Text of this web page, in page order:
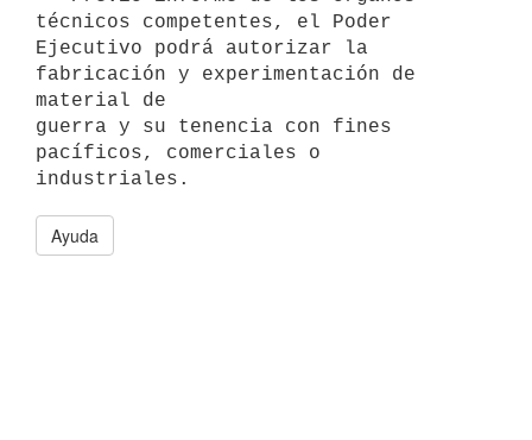
técnicos competentes, el Poder
Ejecutivo podrá autorizar la
fabricación y experimentación de
material de
guerra y su tenencia con fines
pacíficos, comerciales o
Ayuda